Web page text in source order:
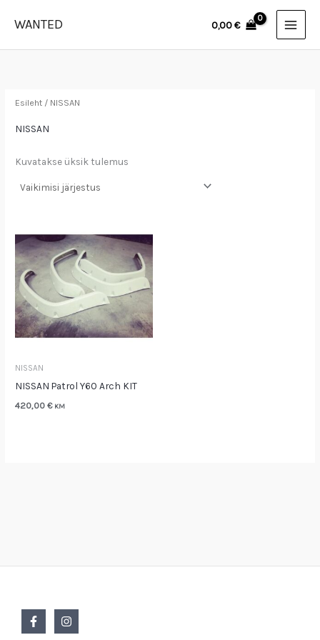
WANTED 0,00€
Esileht / NISSAN
NISSAN
Kuvatakse üksik tulemus
NISSAN
NISSAN Patrol Y60 Arch KIT
420,00€ KM